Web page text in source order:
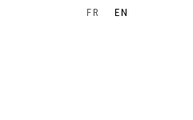
FR EN